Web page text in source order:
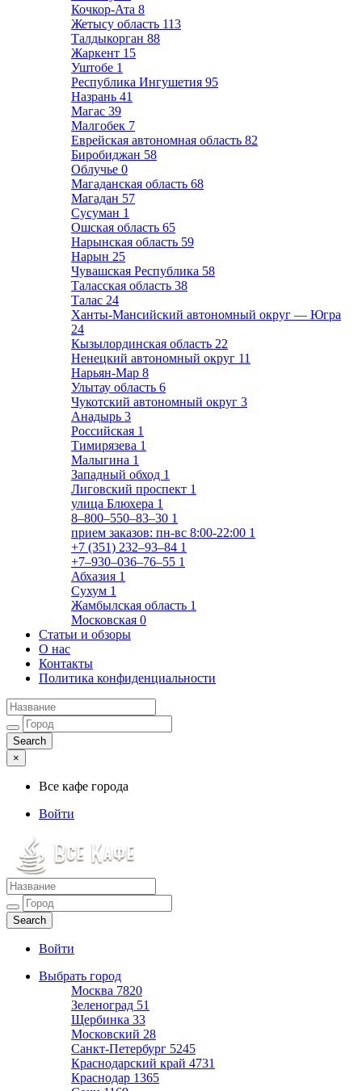
Кочкор-Ата 8
Жетысу область 113
Талдыкорган 88
Жаркент 15
Уштобе 1
Республика Ингушетия 95
Назрань 41
Магас 39
Малгобек 7
Еврейская автономная область 82
Биробиджан 58
Облучье 0
Магаданская область 68
Магадан 57
Сусуман 1
Ошская область 65
Нарынская область 59
Нарын 25
Чувашская Республика 58
Таласская область 38
Талас 24
Ханты-Мансийский автономный округ — Югра
24
Кызылординская область 22
Ненецкий автономный округ 11
Нарьян-Мар 8
Улытау область 6
Чукотский автономный округ 3
Анадырь 3
Российская 1
Тимирязева 1
Малыгина 1
Западный обход 1
Лиговский проспект 1
улица Блюхера 1
8‒800‒550‒83‒30 1
прием заказов: пн-вс 8:00-22:00 1
+7 (351) 232‒93‒84 1
+7‒930‒036‒76‒55 1
Абхазия 1
Сухум 1
Жамбылская область 1
Московская 0
Статьи и обзоры
О нас
Контакты
Политика конфиденциальности
×
Все кафе города
Войти
Все кафе города
Каталог хороших кафе
Войти
Выбрать город
Москва 7820
Зеленоград 51
Щербинка 33
Московский 28
Санкт-Петербург 5245
Краснодарский край 4731
Краснодар 1365